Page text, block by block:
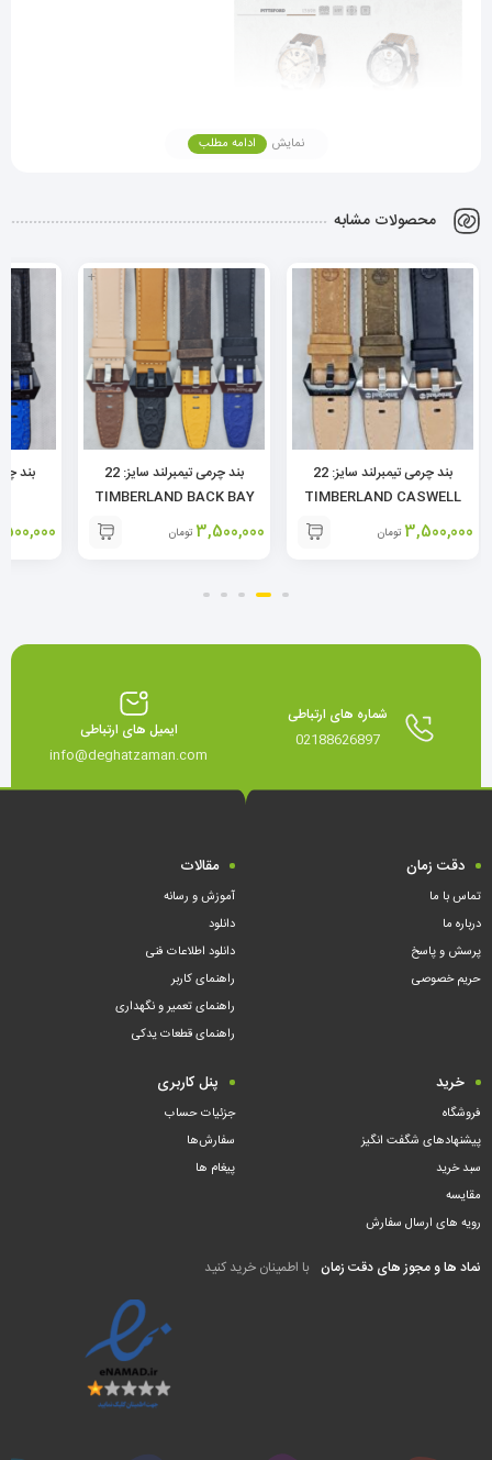
نمایش ادامه مطلب
محصولات مشابه
بند چرمی تیمبرلند سایز: 22
TIMBERLAND CASWELL
STRAP3,500,000 تومان
+
بند چرمی تیمبرلند سایز: 22
TIMBERLAND BACK BAY
STRAP3,500,000 تومان
شماره های ارتباطی
02188626897
ایمیل های ارتباطی
info@deghatzaman.com
دقت زمان
تماس با ما
درباره ما
پرسش و پاسخ
حریم خصوصی
مقالات
آموزش و رسانه
دانلود
دانلود اطلاعات فنی
راهنمای کاربر
راهنمای تعمیر و نگهداری
راهنمای قطعات یدکی
خرید
فروشگاه
پیشنهادهای شگفت انگیز
سبد خرید
مقایسه
رویه های ارسال سفارش
پنل کاربری
جزئیات حساب
سفارش‌ها
پیغام ها
نماد ها و مجوز های دقت زمان با اطمینان خرید کنید